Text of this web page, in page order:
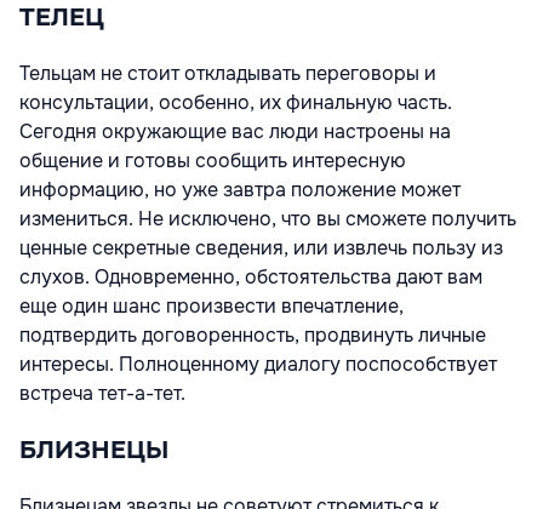
ТЕЛЕЦ
Тельцам не стоит откладывать переговоры и
консультации, особенно, их финальную часть.
Сегодня окружающие вас люди настроены на
общение и готовы сообщить интересную
информацию, но уже завтра положение может
измениться. Не исключено, что вы сможете получить
ценные секретные сведения, или извлечь пользу из
слухов. Одновременно, обстоятельства дают вам
еще один шанс произвести впечатление,
подтвердить договоренность, продвинуть личные
интересы. Полноценному диалогу поспособствует
встреча тет-а-тет.
БЛИЗНЕЦЫ